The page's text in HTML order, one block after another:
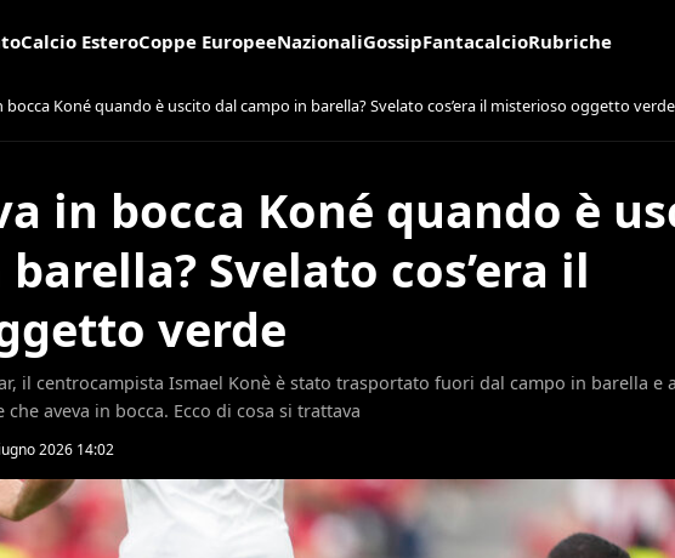
Calcio EsteroCoppe EuropeeNazionaliGossipFantacalcioRubriche
bocca Koné quando è uscito dal campo in barella? Svelato cos’era il misterioso oggetto verde
in bocca Koné quando è
Svelato cos’era il
verde
il centrocampista Ismael Konè è stato trasportato fuori dal campo in barella e
aveva in bocca. Ecco di cosa si trattava
2026 14:02